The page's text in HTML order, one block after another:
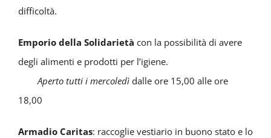
difficoltà.
Emporio della Solidarietà con la possibilità di avere
degli alimenti e prodotti per l’igiene.
Aperto tutti i mercoledì dalle ore 15,00 alle ore
18,00
Armadio Caritas: raccoglie vestiario in buono stato e lo